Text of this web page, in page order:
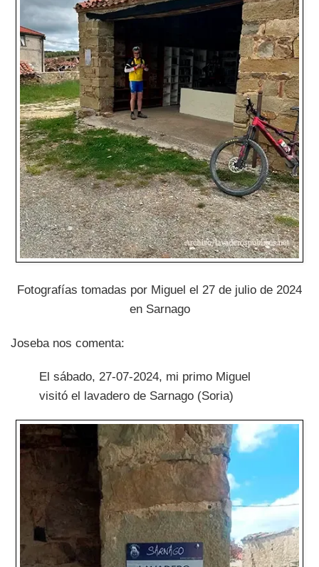
Fotografías tomadas por Miguel el 27 de julio de 2024
en Sarnago
Joseba nos comenta:
El sábado, 27-07-2024, mi primo Miguel
visitó el lavadero de Sarnago (Soria)